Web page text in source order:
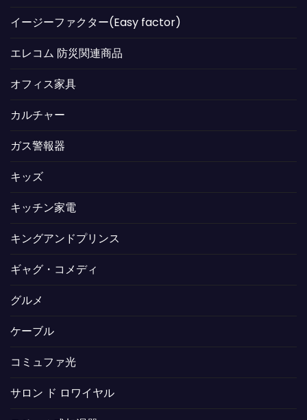
イージーファクター(Easy factor)
エレコム 防災関連商品
オフィス家具
カルチャー
ガス警報器
キッズ
キッチン家電
キングアンドプリンス
ギャグ・コメディ
グルメ
ケーブル
コミュファ光
サロン ド ロワイヤル